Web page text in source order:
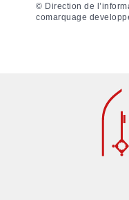
© Direction de
comarquage